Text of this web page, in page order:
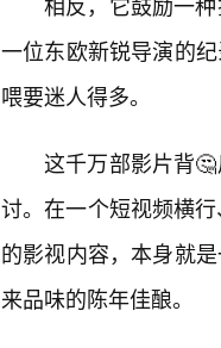
一位东欧新锐导演的
喂要迷人得多。
这千万部影片背
讨。在一个短视频横
的影视内容，本身就
来品味的陈年佳酿。